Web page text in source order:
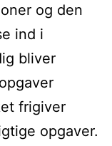
og den
ind i
bliver
frigiver
opgaver.